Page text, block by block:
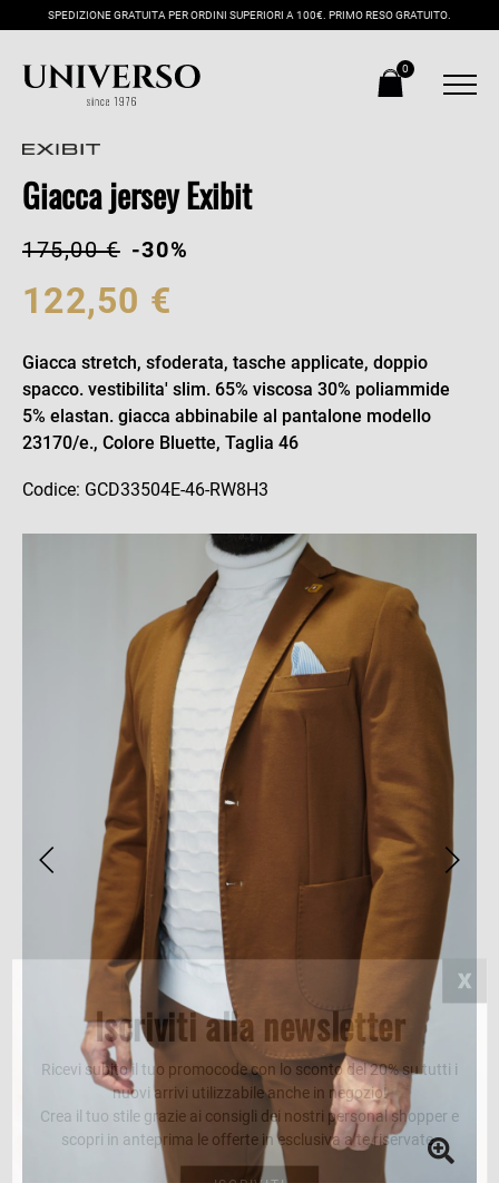
SPEDIZIONE GRATUITA PER ORDINI SUPERIORI A 100€. PRIMO RESO GRATUITO.
0
Giacca jersey Exibit
175,00 € -30%
122,50 €
Giacca stretch, sfoderata, tasche applicate, doppio
spacco. vestibilita' slim. 65% viscosa 30% poliammide
5% elastan. giacca abbinabile al pantalone modello
23170/e., Colore Bluette, Taglia 46
Codice: GCD33504E-46-RW8H3
Iscriviti alla newsletter
Ricevi subito il tuo promocode con lo sconto del 20% su tutti i
nuovi arrivi utilizzabile anche in negozio!
Crea il tuo stile grazie ai consigli dei nostri personal shopper e
scopri in anteprima le offerte in esclusiva a te riservate.